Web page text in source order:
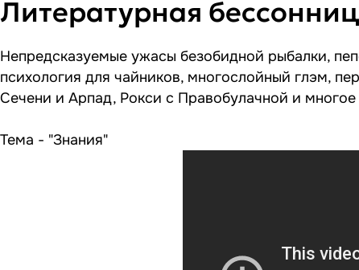
Литературная
Непредсказуемые ужасы безобидной рыбалки,
психология для чайников, многослойный глэм,
Сечени и Арпад, Рокси с Правобулачной и
Тема - "Знания"